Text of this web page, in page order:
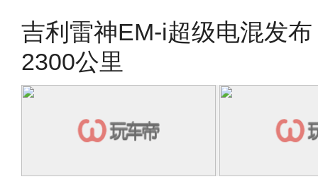
吉利雷神EM-i超级电混发
2300公里